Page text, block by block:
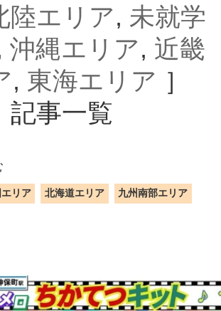
陸エリア, 未就学
沖縄エリア, 近畿
, 東海エリア ］
記事一覧
エリア 北海道エリア 九州南部エリア